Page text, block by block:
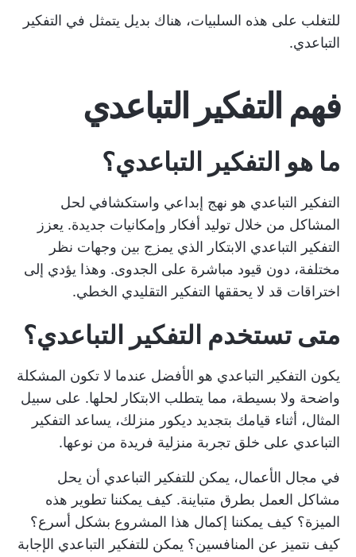
للتغلب على هذه السلبيات، هناك بديل يتمثل في التفكير
التباعدي.
فهم التفكير التباعدي
ما هو التفكير التباعدي؟
التفكير التباعدي هو نهج إبداعي واستكشافي لحل
المشاكل من خلال توليد أفكار وإمكانيات جديدة. يعزز
التفكير التباعدي الابتكار الذي يمزج بين وجهات نظر
مختلفة، دون قيود مباشرة على الجدوى. وهذا يؤدي إلى
اختراقات قد لا يحققها التفكير التقليدي الخطي.
متى تستخدم التفكير التباعدي؟
يكون التفكير التباعدي هو الأفضل عندما لا تكون المشكلة
واضحة ولا بسيطة، مما يتطلب الابتكار لحلها. على سبيل
المثال، أثناء قيامك بتجديد ديكور منزلك، يساعد التفكير
التباعدي على خلق تجربة منزلية فريدة من نوعها.
في مجال الأعمال، يمكن للتفكير التباعدي أن يحل
مشاكل العمل بطرق متباينة. كيف يمكننا تطوير هذه
الميزة؟ كيف يمكننا إكمال هذا المشروع بشكل أسرع؟
كيف نتميز عن المنافسين؟ يمكن للتفكير التباعدي الإجابة